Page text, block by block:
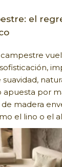
el
apuesta por
madera
el lino o el